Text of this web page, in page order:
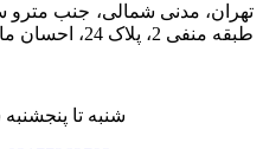
تهران، مدنی شمالی، جنب مترو
طبقه منفی 2، پلاک 24، احسان مارکت
شنبه تا پنجشنبه ساعت